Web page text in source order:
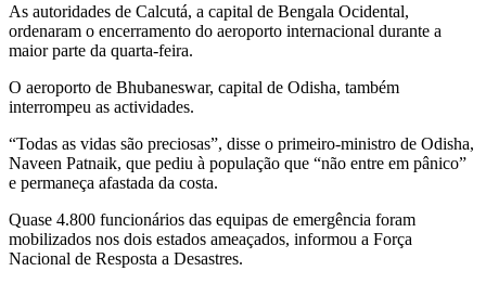
As autoridades de Calcutá, a capital de Bengala Ocidental,
ordenaram o encerramento do aeroporto internacional durante a
maior parte da quarta-feira.
O aeroporto de Bhubaneswar, capital de Odisha, também
interrompeu as actividades.
“Todas as vidas são preciosas”, disse o primeiro-ministro de Odisha,
Naveen Patnaik, que pediu à população que “não entre em pânico”
e permaneça afastada da costa.
Quase 4.800 funcionários das equipas de emergência foram
mobilizados nos dois estados ameaçados, informou a Força
Nacional de Resposta a Desastres.